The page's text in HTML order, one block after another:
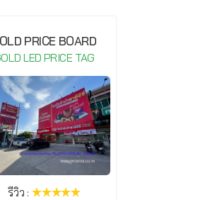
PRICE BOARD
LED PRICE TAG
รีวิว :